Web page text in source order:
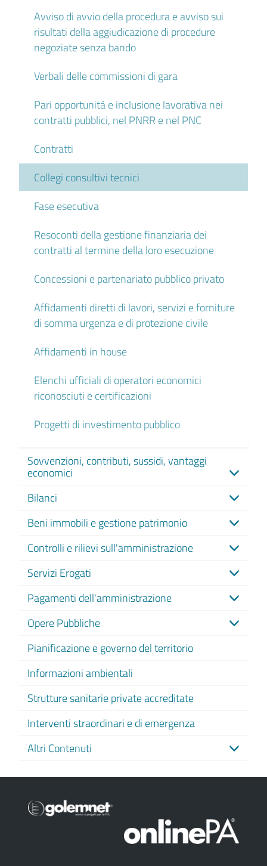
Avviso di avvio della procedura e avviso sui
risultati della aggiudicazione di procedure
negoziate senza bando
Verbali delle commissioni di gara
Pari opportunità e inclusione lavorativa nei
contratti pubblici, nel PNRR e nel PNC
Contratti
Collegi consultivi tecnici
Fase esecutiva
Resoconti della gestione finanziaria dei
contratti al termine della loro esecuzione
Concessioni e partenariato pubblico privato
Affidamenti diretti di lavori, servizi e forniture
di somma urgenza e di protezione civile
Affidamenti in house
Elenchi ufficiali di operatori economici
riconosciuti e certificazioni
Progetti di investimento pubblico
Sovvenzioni, contributi, sussidi, vantaggi
economici
Bilanci
Beni immobili e gestione patrimonio
Controlli e rilievi sull'amministrazione
Servizi Erogati
Pagamenti dell'amministrazione
Opere Pubbliche
Pianificazione e governo del territorio
Informazioni ambientali
Strutture sanitarie private accreditate
Interventi straordinari e di emergenza
Altri Contenuti